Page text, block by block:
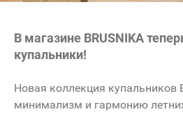
В магазине BRUSNIKA
купальники!
Новая коллекция купальников
минимализм и гармонию